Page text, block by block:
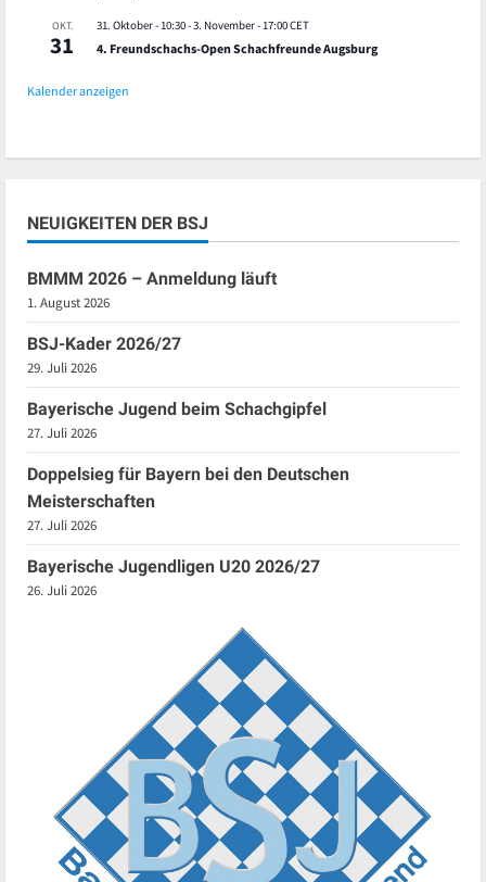
OKT.
31
31. Oktober - 10:30-3. November - 17:00CET
4. Freundschachs-Open Schachfreunde Augsburg
Kalender anzeigen
NEUIGKEITEN DER BSJ
BMMM 2026 – Anmeldung läuft
1. August 2026
BSJ-Kader 2026/27
29. Juli 2026
Bayerische Jugend beim Schachgipfel
27. Juli 2026
Doppelsieg für Bayern bei den Deutschen
Meisterschaften
27. Juli 2026
Bayerische Jugendligen U20 2026/27
26. Juli 2026